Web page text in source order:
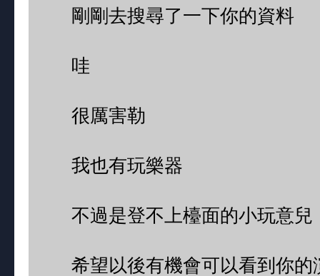
剛剛去搜尋了一下你的資料
哇
很厲害勒
我也有玩樂器
不過是登不上檯面的小玩意兒
希望以後有機會可以看到你的